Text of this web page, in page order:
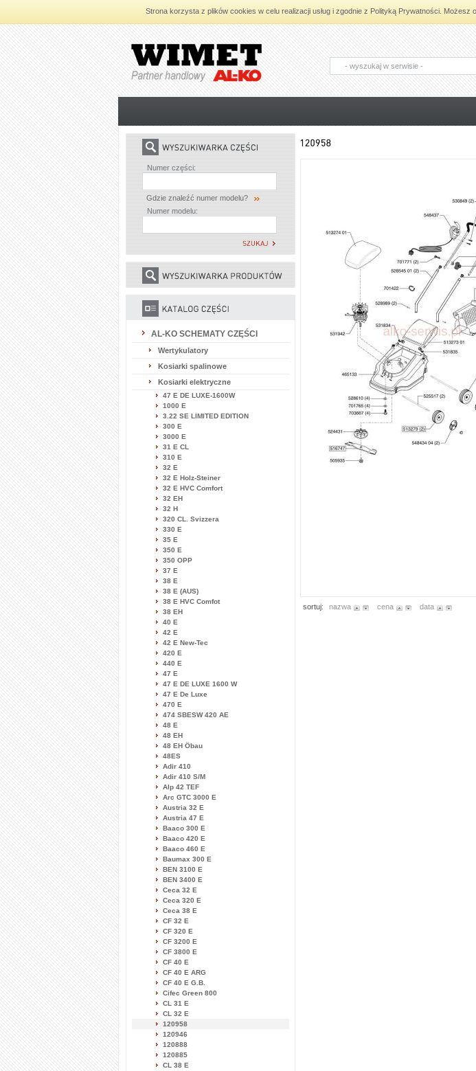
Strona korzysta z plików cookies w celu realizacji usług i zgodnie z Polityką Prywatności.
AL-KO - Maszyny ogrodnicze i części
zamienne do maszyn ogrodniczych
Numer części:
Gdzie znaleźć numer modelu?
Numer modelu:
AL-KO SCHEMATY CZĘŚCI
Wertykulatory
Kosiarki spalinowe
Kosiarki elektryczne
47 E DE LUXE-1600W
1000 E
3.22 SE LIMITED EDITION
300 E
3000 E
31 E CL
310 E
32 E
32 E Holz-Steiner
32 E HVC Comfort
32 EH
32 H
320 CL. Svizzera
330 E
35 E
350 E
350 OPP
37 E
38 E
38 E (AUS)
38 E HVC Comfot
38 EH
40 E
42 E
42 E New-Tec
420 E
440 E
47 E
47 E DE LUXE 1600 W
47 E De Luxe
470 E
474 SBESW 420 AE
48 E
48 EH
48 EH Öbau
48ES
Adir 410
Adir 410 S/M
Alp 42 TEF
Arc GTC 3000 E
Austria 32 E
Austria 47 E
Baaco 300 E
Baaco 420 E
Baaco 460 E
Baumax 300 E
BEN 3100 E
BEN 3400 E
Ceca 32 E
Ceca 320 E
Ceca 38 E
CF 32 E
CF 320 E
CF 3200 E
CF 3800 E
CF 40 E
CF 40 E ARG
CF 40 E G.B.
Cifec Green 800
CL 31 E
CL 32 E
120958
120946
120888
120885
CL 38 E
sortuj: nazwa cena data